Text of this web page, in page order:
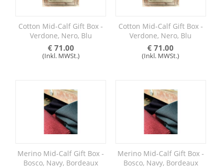
Cotton Mid-Calf Gift Box -
Verdone, Nero, Blu
€ 71.00
(Inkl. MWSt.)
Cotton Mid-Calf Gift Box -
Verdone, Nero, Blu
€ 71.00
(Inkl. MWSt.)
Merino Mid-Calf Gift Box -
Bosco, Navy, Bordeaux
Merino Mid-Calf Gift Box -
Bosco, Navy, Bordeaux